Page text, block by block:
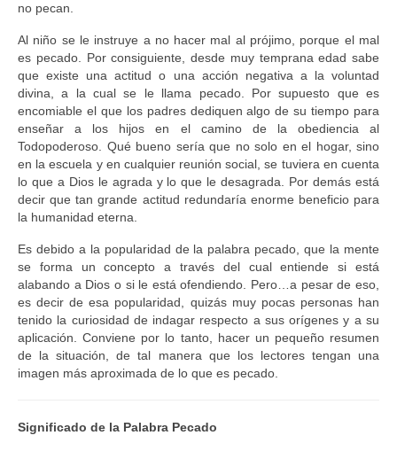
no pecan.
Al niño se le instruye a no hacer mal al prójimo, porque el mal
es pecado. Por consiguiente, desde muy temprana edad sabe
que existe una actitud o una acción negativa a la voluntad
divina, a la cual se le llama pecado. Por supuesto que es
encomiable el que los padres dediquen algo de su tiempo para
enseñar a los hijos en el camino de la obediencia al
Todopoderoso. Qué bueno sería que no solo en el hogar, sino
en la escuela y en cualquier reunión social, se tuviera en cuenta
lo que a Dios le agrada y lo que le desagrada. Por demás está
decir que tan grande actitud redundaría enorme beneficio para
la humanidad eterna.
Es debido a la popularidad de la palabra pecado, que la mente
se forma un concepto a través del cual entiende si está
alabando a Dios o si le está ofendiendo. Pero…a pesar de eso,
es decir de esa popularidad, quizás muy pocas personas han
tenido la curiosidad de indagar respecto a sus orígenes y a su
aplicación. Conviene por lo tanto, hacer un pequeño resumen
de la situación, de tal manera que los lectores tengan una
imagen más aproximada de lo que es pecado.
Significado de la Palabra Pecado